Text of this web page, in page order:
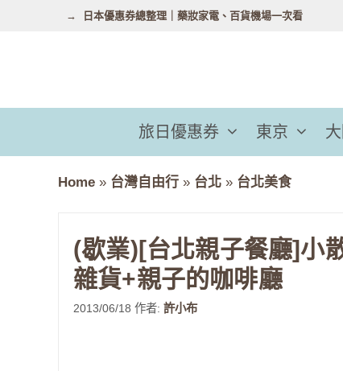
容
日本優惠券總整理｜藥妝家電、百貨機場一次看
旅日優惠券 東京
Home » 台灣自由行 » 台北 » 台北美食
(歇業)[台北親子餐廳]小
雜貨+親子的咖啡廳
2013/06/18 作者: 許小布